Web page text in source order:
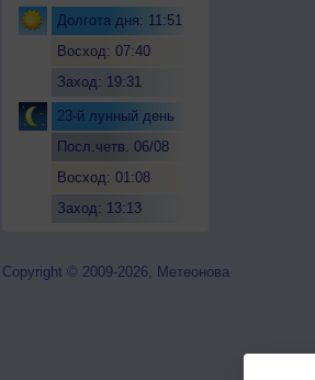
Долгота дня: 11:51
Восход: 07:40
Заход: 19:31
23-й лунный день
Посл.четв. 06/08
Восход: 01:08
Заход: 13:13
Copyright © 2009-2026, Метеонова